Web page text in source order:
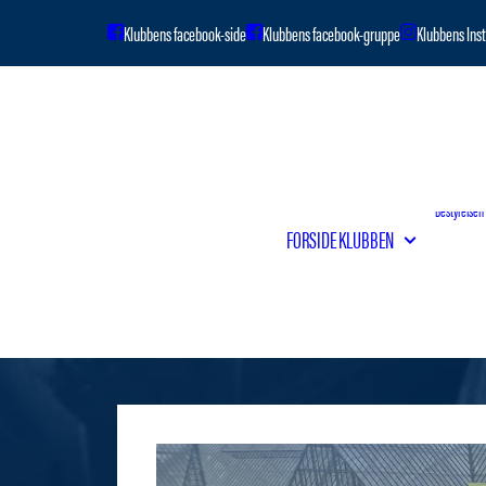
FORSIDEKLUBBEN
Bestyrelsen